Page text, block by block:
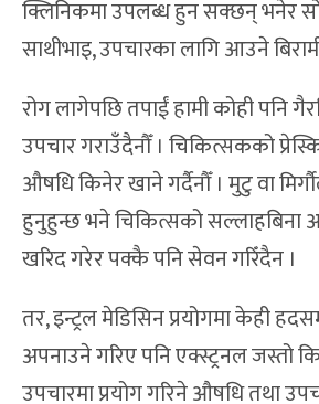
क्लिनिकमा उपलब्ध हुन सक्छन् भनेर
साथीभाइ, उपचारका लागि आउने
रोग लागेपछि तपाईं हामी कोही पनि
उपचार गराउँदैनौँ । चिकित्सकको
औषधि किनेर खाने गर्दैनौँ । मुटु वा
हुनुहुन्छ भने चिकित्सको
खरिद गरेर पक्कै पनि सेवन गरिँदैन ।
तर, इन्ट्रल मेडिसिन प्रयोगमा केही
अपनाउने गरिए पनि एक्स्ट्रनल जस्तो
उपचारमा प्रयोग गरिने औषधि तथा